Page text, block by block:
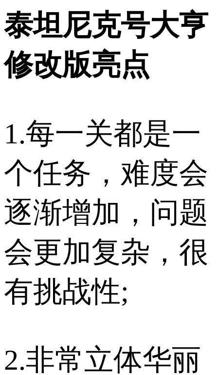
泰坦尼克号大亨
修改版亮点
1.每一关都是一
个任务，难度会
逐渐增加，问题
会更加复杂，很
有挑战性;
2.非常立体华丽